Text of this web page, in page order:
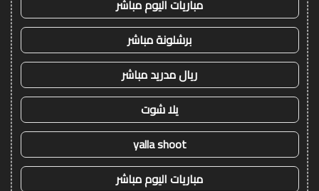
مباريات اليوم مباشر
برشلونة مباشر
ريال مدريد مباشر
يلا شوت
yalla shoot
مباريات اليوم مباشر